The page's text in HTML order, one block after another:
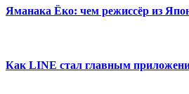
Яманака Ёко: чем режиссёр из
Как LINE стал главным